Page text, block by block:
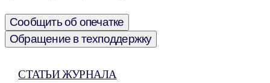
Сообщить об опечатке
Обращение в техподдержку
СТАТЬИ ЖУРНАЛА